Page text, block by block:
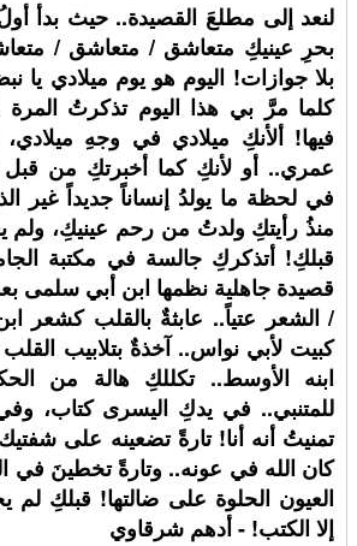
لنعد إلى مطلعَ القصيدة.. حيث بدأ
بحرِ عينيكِ متعاشق / متعاشق /
بلا جوازات! اليوم هو يوم ميلادي يا
كلما مرَّ بي هذا اليوم تذكرتُ المرة
فيها! ألأنكِ ميلادي في وجهِ
عمري.. أو لأنكِ كما أخبرتكِ من قبل
في لحظة ما يولدُ إنساناً جديداً غير
منذُ رأيتكِ ولدتُ من رحم عينيكِ، ولم
قبلكِ! أتذكركِ جالسة في مكتبة
قصيدة جاهلية نظمها ابن أبي سلمى
/ الشعر عتياً.. عابثةٌ بالقلب كشعر
كبيت لأبي نواس.. آخذةٌ بتلابيب
ابنه الأوسط.. تكللكِ هالة من
للمتنبي.. في يدكِ اليسرى كتاب،
تمنيتُ أنه أنا! تارةً تضعينه على
كان الله في عونه.. وتارةً تخطينَ في
العيون الحلوة على ضالتها! قبلكِ لم
إلا الكتب! - أدهم شرقاوي